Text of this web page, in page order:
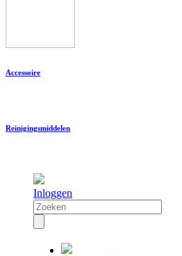
Accessoire
Reinigingsmiddelen
Inloggen